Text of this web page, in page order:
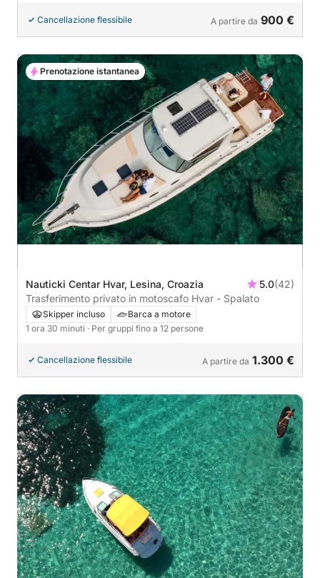
Cancellazione flessibile A partire da 900 €
Nauticki Centar Hvar, Lesina, Croazia 5.0(42)
Trasferimento privato in motoscafo Hvar - Spalato
Skipper incluso
Barca a motore
1 ora 30 minuti · Per gruppi fino a 12 persone
Cancellazione flessibile A partire da 1.300 €
Prenotazione istantanea